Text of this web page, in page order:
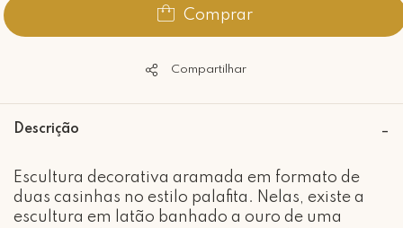
Comprar
Compartilhar
Descrição
Escultura decorativa aramada em formato de
duas casinhas no estilo palafita. Nelas, existe a
escultura em latão banhado a ouro de uma